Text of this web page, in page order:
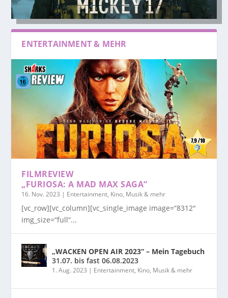
ENTERTAINMENT & MEHR
FILMREVIEW
„FURIOSA: A MAD MAX SAGA“
16. Nov. 2023 | Entertainment, Kino, Musik & mehr
[vc_row][vc_column][vc_single_image image=“8312″
img_size=“full“...
„WACKEN OPEN AIR 2023“ – Mein Tagebuch
31.07. bis fast 06.08.2023
1. Aug. 2023 | Entertainment, Kino, Musik & mehr